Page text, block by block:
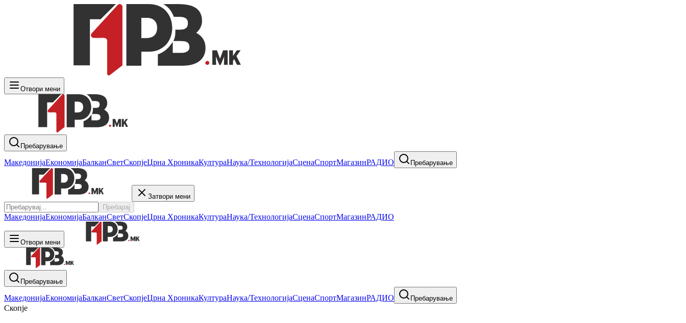
Отвори мени
Пребарување
МакедонијаЕкономијаБалканСветСкопјеЦрна ХроникаКултураНаука/ТехнологијаСценаСпортМагазинРАДИО Пребарување
Затвори мени
Пребарај
МакедонијаЕкономијаБалканСветСкопјеЦрна ХроникаКултураНаука/ТехнологијаСценаСпортМагазинРАДИО
Отвори мени
Пребарување
МакедонијаЕкономијаБалканСветСкопјеЦрна ХроникаКултураНаука/ТехнологијаСценаСпортМагазинРАДИО Пребарување
Скопје